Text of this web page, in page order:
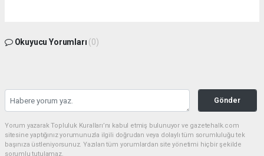
Okuyucu Yorumları (0)
Gönder
Yorum yazarak Topluluk Kuralları’nı kabul etmiş bulunuyor ve gazetehalk.com
sitesine yaptığınız yorumunuzla ilgili doğrudan veya dolaylı tüm sorumluluğu tek
başınıza üstleniyorsunuz. Yazılan tüm yorumlardan site yönetimi hiçbir şekilde
sorumlu tutulamaz.